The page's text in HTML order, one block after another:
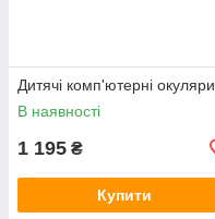
Дитячі комп'ютерні окуляри
В наявності
1 195 ₴
Купити